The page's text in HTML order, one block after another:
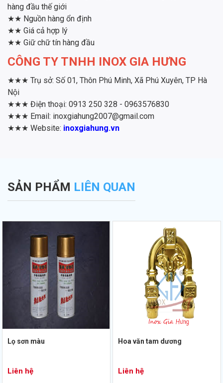
hàng đầu thế giới
★★ Nguồn hàng ổn định
★★ Giá cả hợp lý
★★ Giữ chữ tín hàng đầu
CÔNG TY TNHH INOX GIA HƯNG
★★★ Trụ sở: Số 01, Thôn Phú Minh, Xã Phú Xuyên, TP Hà
Nội
★★★ Điện thoại: 0913 250 328 - 0963576830
★★★ Email: inoxgiahung2007@gmail.com
★★★ Website: inoxgiahung.vn
SẢN PHẨM LIÊN QUAN
Lọ sơn màu
Liên hệ
Hoa văn tam dương
Liên hệ